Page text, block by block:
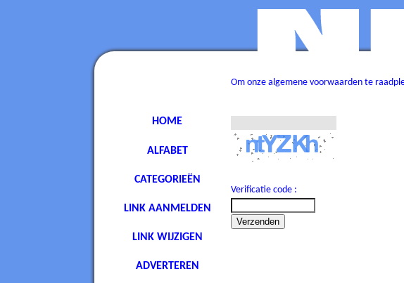
HOME
ALFABET
CATEGORIEËN
LINK AANMELDEN
LINK WIJZIGEN
ADVERTEREN
Om onze algemene voorwaarden te
Verificatie code :